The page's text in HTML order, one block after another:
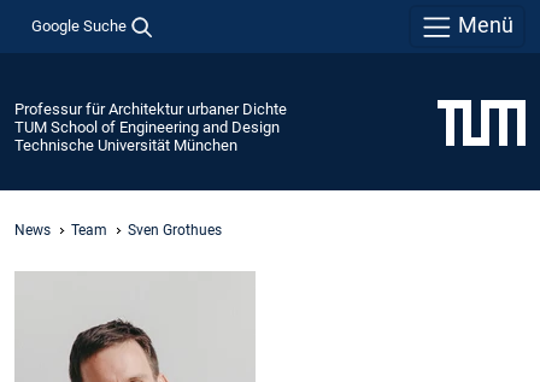
Google Suche Menü
Professur für Architektur urbaner Dichte
TUM School of Engineering and Design
Technische Universität München
News Team Sven Grothues